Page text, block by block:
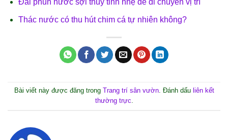
Đài phun nước sợi thủy tinh nhẹ dễ di chuyển vị trí
Thác nước có thu hút chim cá tự nhiên không?
Bài viết này được đăng trong Trang trí sân vườn. Đánh dấu liên kết
thường trực.